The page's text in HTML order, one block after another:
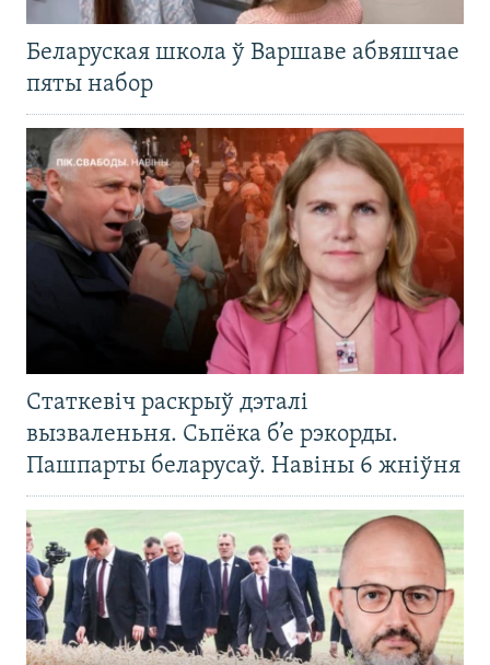
Беларуская школа ў Варшаве абвяшчае
пяты набор
Статкевіч раскрыў дэталі
вызваленьня. Сьпёка б’е рэкорды.
Пашпарты беларусаў. Навіны 6 жніўня